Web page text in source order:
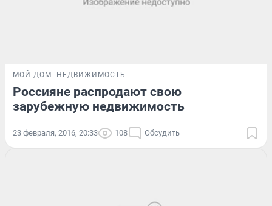
МОЙ ДОМ НЕДВИЖИМОСТЬ
Россияне распродают свою
зарубежную недвижимость
23 февраля, 2016, 20:33 108 Обсудить